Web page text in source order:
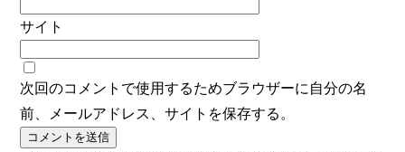
サイト
次回のコメントで使用するためブラウザーに自分の名
前、メールアドレス、サイトを保存する。